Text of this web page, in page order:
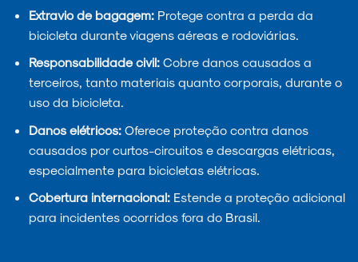
Extravio de bagagem:Protege contra a perda da
bicicleta durante viagens aéreas e rodoviárias.
Responsabilidade civil:Cobre danos causados a
terceiros, tanto materiais quanto corporais, durante o
uso da bicicleta.
Danos elétricos:Oferece proteção contra danos
causados por curtos-circuitos e descargas elétricas,
especialmente para bicicletas elétricas.
Cobertura internacional:Estende a proteção adicional
para incidentes ocorridos fora do Brasil.